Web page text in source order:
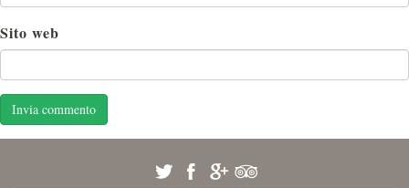
Sito web